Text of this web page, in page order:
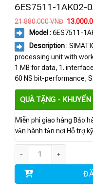
6ES7511-1AK02-
21.880.000VNĐ Giá
là:
Model : 6ES7511-
Description:
processing unit with
1 MB for data, 1.
60 NS bit-performance,
QUÀ TẶNG -
Miễn phí giao hàng Bảo
vận hành tận nơi Hỗ trợ